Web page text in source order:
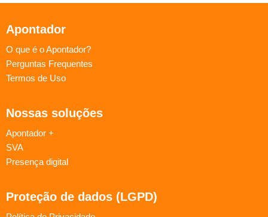
Apontador
O que é o Apontador?
Perguntas Frequentes
Termos de Uso
Nossas soluções
Apontador +
SVA
Presença digital
Proteção de dados (LGPD)